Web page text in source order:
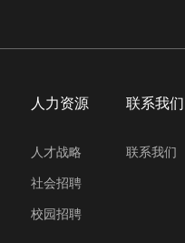
人力资源
人才战略
社会招聘
校园招聘
联系我们
联系我们